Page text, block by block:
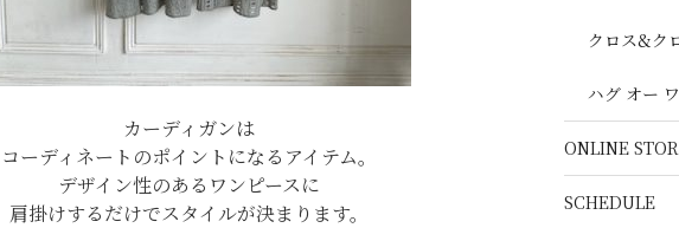
カーディガンは
コーディネートのポイントになるアイテム。
デザイン性のあるワンピースに
肩掛けするだけでスタイルが決まります。
クロス&ク
ハグ オー
ONLINE
SCHEDULE